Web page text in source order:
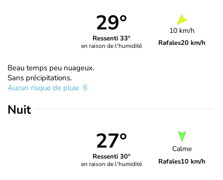
29°
Ressenti 33°
en raison de l'humidité
10 km/h
Rafales20 km/h
Beau temps peu nuageux.
Sans précipitations.
Aucun risque de pluie
Nuit
27°
Ressenti 30°
en raison de l'humidité
Calme
Rafales10 km/h